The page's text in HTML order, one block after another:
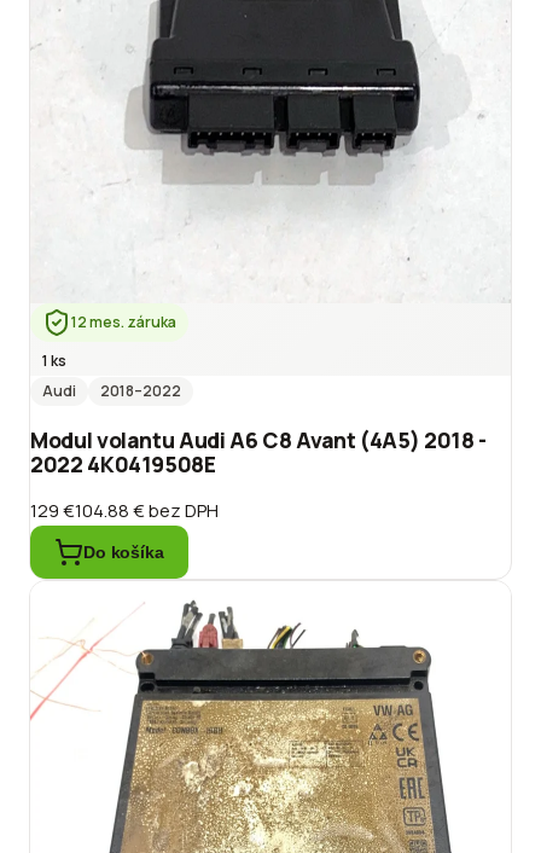
12 mes. záruka
1 ks
Audi
2018–2022
Modul volantu Audi A6 C8 Avant (4A5) 2018 -
2022 4K0419508E
129 €104.88 €bez DPH
Do košíka